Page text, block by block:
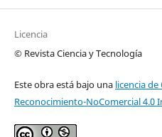
Licencia
© Revista Ciencia y Tecnología
Este obra está bajo una licencia
Reconocimiento-NoComercial 4.0